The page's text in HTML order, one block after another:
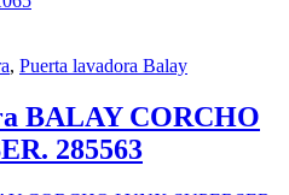
, Puerta lavadora Balay
BALAY CORCHO
285563